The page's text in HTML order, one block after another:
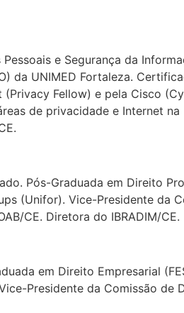
e Segurança da
da UNIMED Fortaleza.
(Privacy Fellow) e pela Cisco
de privacidade e Internet na
Pós-Graduada em Direito
(Unifor). Vice-Presidente da
CE. Diretora do IBRADIM/CE.
em Direito Empresarial
Presidente da Comissão de